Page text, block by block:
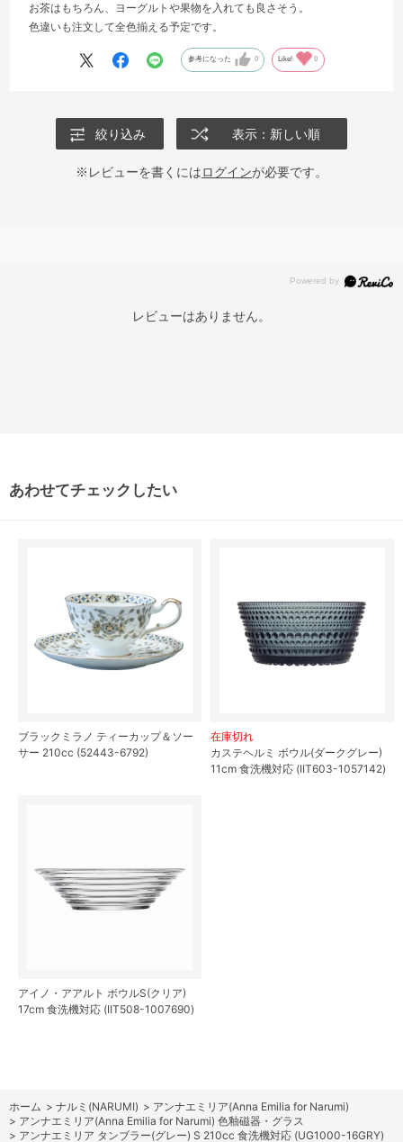
お茶はもちろん、ヨーグルトや果物を入れても良さそう。
色違いも注文して全色揃える予定です。
参考になった 0 Like! 0
絞り込み 表示：新しい順
※レビューを書くにはログインが必要です。
レビューはありません。
あわせてチェックしたい
ブラックミラノ ティーカップ＆ソー
サー 210cc (52443-6792)
在庫切れ
カステヘルミ ボウル(ダークグレー)
11cm 食洗機対応 (IIT603-1057142)
アイノ・アアルト ボウルS(クリア)
17cm 食洗機対応 (IIT508-1007690)
ホーム > ナルミ(NARUMI) > アンナエミリア(Anna Emilia for Narumi)
> アンナエミリア(Anna Emilia for Narumi) 色釉磁器・グラス
> アンナエミリア タンブラー(グレー) S 210cc 食洗機対応 (UG1000-16GRY)